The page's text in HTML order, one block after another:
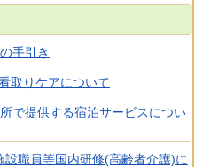
手引き
取りケアについて
で提供する宿泊サービスについ
職員等国内研修(高齢者介護)に